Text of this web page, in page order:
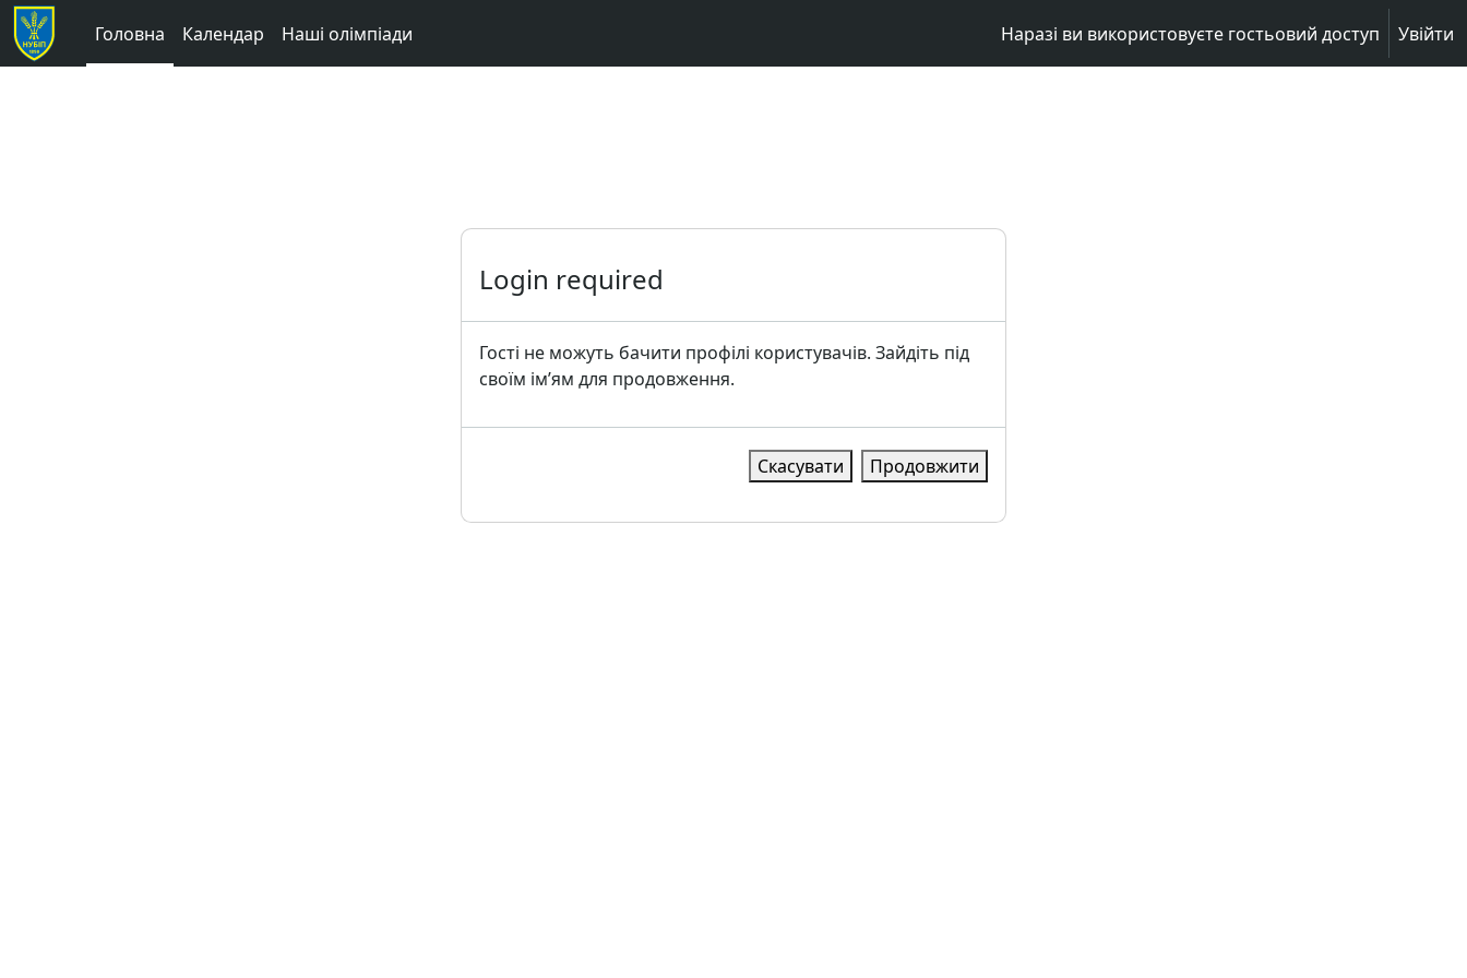
Перейти до головного вмісту
Головна
Календар Наші олімпіади Наразі ви використовуєте гостьовий доступ Увійти
Login required
Гості не можуть бачити профілі користувачів. Зайдіть під
своїм ім’ям для продовження.
Скасувати Продовжити